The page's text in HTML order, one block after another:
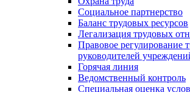
Социальное партнерство
Баланс трудовых ресурсов
Легализация трудовых
Правовое регулирование
руководителей
Горячая линия
Ведомственный контроль
Специальная оценка